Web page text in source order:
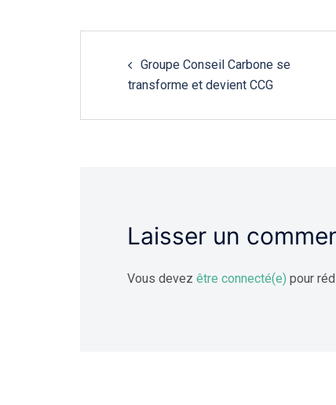
Groupe Conseil Carbone se
transforme et devient CCG
Laisser un
Vous devez être connecté(e) pour